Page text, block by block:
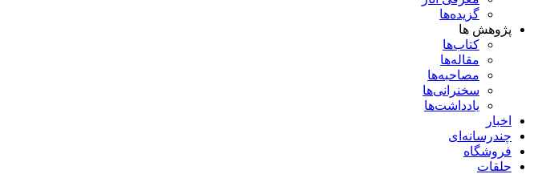
گزیده‌ها
پژوهش ها
کتاب‌ها
مقاله‌ها
مصاحبه‌ها
سخنرانی‌ها
یادداشت‌ها
اخبار
چندرسانه‌ای
فروشگاه
حلقات